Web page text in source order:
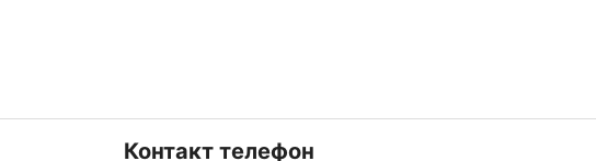
Контакт телефон